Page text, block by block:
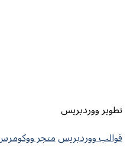
تطوير ووردبريس
قوالب ووردبريسمتجر ووكومرس